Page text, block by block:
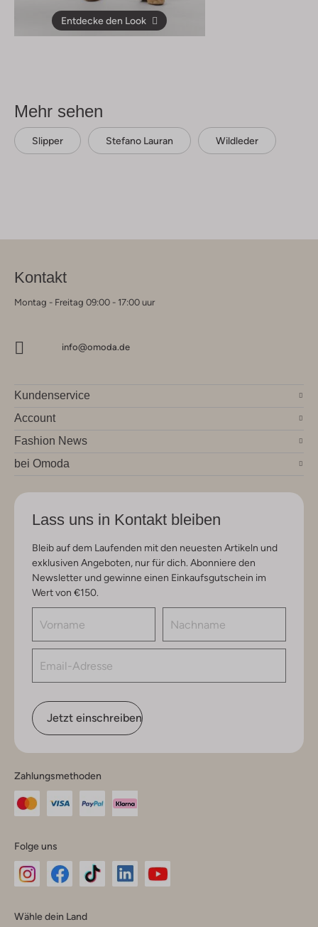
Entdecke den Look
Mehr sehen
Slipper Stefano Lauran Wildleder
Kontakt
Montag - Freitag 09:00 - 17:00 uur
info@omoda.de
Kundenservice
Account
Fashion News
bei Omoda
Lass uns in Kontakt bleiben
Bleib auf dem Laufenden mit den neuesten Artikeln und
exklusiven Angeboten, nur für dich. Abonniere den
Newsletter und gewinne einen Einkaufsgutschein im
Wert von €150.
Jetzt einschreiben
Zahlungsmethoden
Folge uns
Wähle dein Land